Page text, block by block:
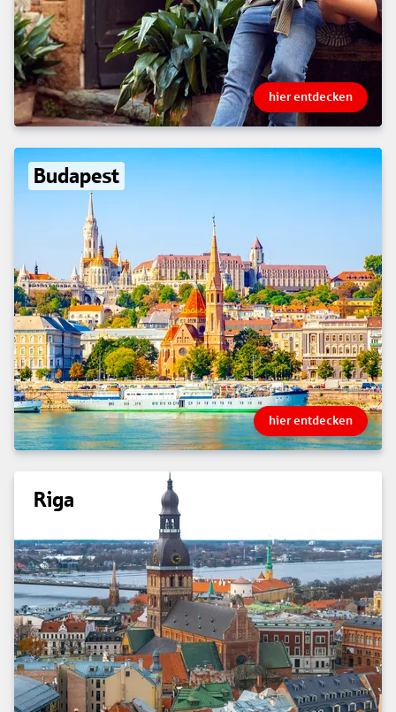
hier entdecken
Budapest
hier entdecken
Riga